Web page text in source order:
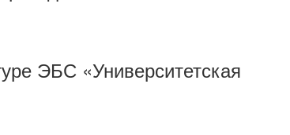
ЭБС «Университетская